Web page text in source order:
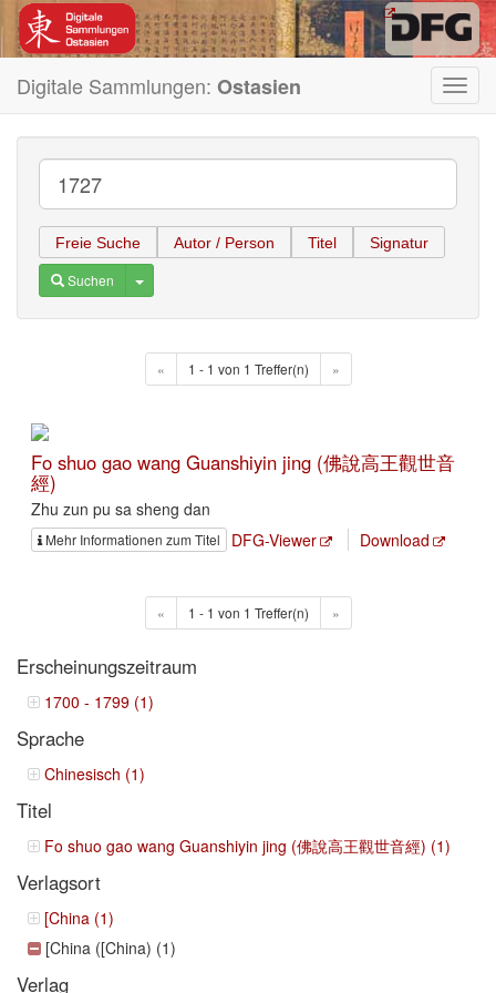
Digitale Sammlungen: Ostasien
Freie Suche Autor / Person Titel Signatur
Suchen Toggle Dropdown
« 1 - 1 von 1 Treffer(n) »
Fo shuo gao wang Guanshiyin jing (佛說高王觀世音
經)
Zhu zun pu sa sheng dan
Mehr Informationen zum Titel DFG-Viewer Download
« 1 - 1 von 1 Treffer(n) »
Erscheinungszeitraum
1700 - 1799 (1)
Sprache
Chinesisch (1)
Titel
Fo shuo gao wang Guanshiyin jing (佛說高王觀世音經) (1)
Verlagsort
[China (1)
[China ([China) (1)
Verlag